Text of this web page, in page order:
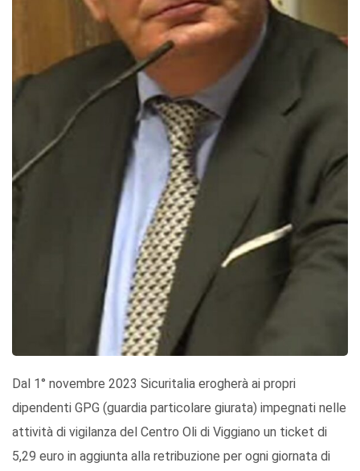
Dal 1° novembre 2023 Sicuritalia erogherà ai propri
dipendenti GPG (guardia particolare giurata) impegnati nelle
attività di vigilanza del Centro Oli di Viggiano un ticket di
5,29 euro in aggiunta alla retribuzione per ogni giornata di